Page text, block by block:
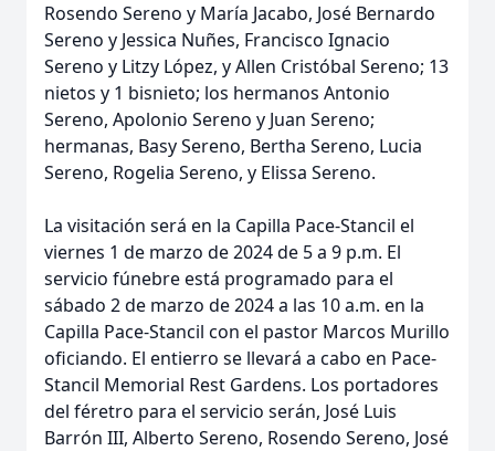
Rosendo Sereno y María Jacabo, José Bernardo
Sereno y Jessica Nuñes, Francisco Ignacio
Sereno y Litzy López, y Allen Cristóbal Sereno; 13
nietos y 1 bisnieto; los hermanos Antonio
Sereno, Apolonio Sereno y Juan Sereno;
hermanas, Basy Sereno, Bertha Sereno, Lucia
Sereno, Rogelia Sereno, y Elissa Sereno.
La visitación será en la Capilla Pace-Stancil el
viernes 1 de marzo de 2024 de 5 a 9 p.m. El
servicio fúnebre está programado para el
sábado 2 de marzo de 2024 a las 10 a.m. en la
Capilla Pace-Stancil con el pastor Marcos Murillo
oficiando. El entierro se llevará a cabo en Pace-
Stancil Memorial Rest Gardens. Los portadores
del féretro para el servicio serán, José Luis
Barrón III, Alberto Sereno, Rosendo Sereno, José